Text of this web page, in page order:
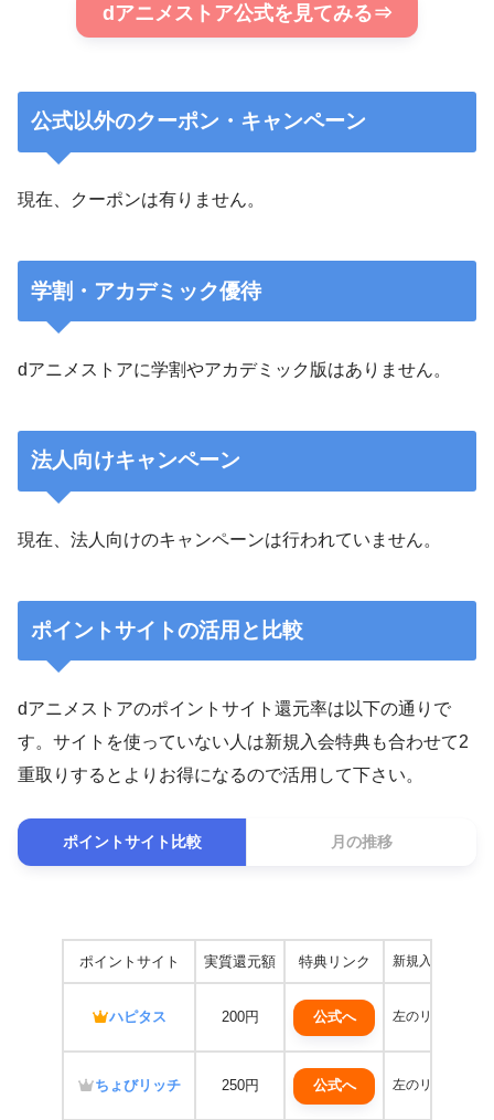
dアニメストア公式を見てみる⇒
公式以外のクーポン・キャンペーン
現在、クーポンは有りません。
学割・アカデミック優待
dアニメストアに学割やアカデミック版はありません。
法人向けキャンペーン
現在、法人向けのキャンペーンは行われていません。
ポイントサイトの活用と比較
dアニメストアのポイントサイト還元率は以下の通りで
す。サイトを使っていない人は新規入会特典も合わせて2
重取りするとよりお得になるので活用して下さい。
ポイントサイト比較 月の推移
ポイントサイト 実質還元額 特典リンク 新規入会ポイン
ハピタス 200円 公式へ 左のリンクボタ
ちょびリッチ 250円 公式へ 左のリンクから